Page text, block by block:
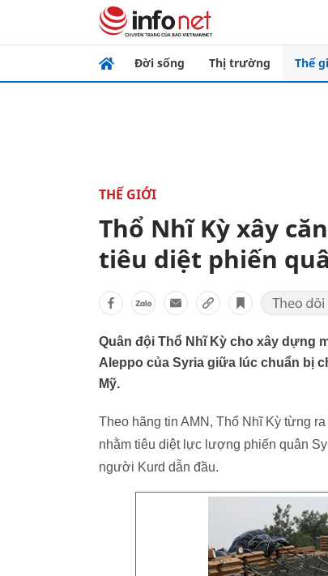
Đời sống Thị trường Thế
THẾ GIỚI
Thổ Nhĩ Kỳ xây
tiêu diệt phiến
Quân đội Thổ Nhĩ Kỳ cho xây dựng
Aleppo của Syria giữa lúc chuẩn bị
Mỹ.
Theo hãng tin AMN, Thổ Nhĩ Kỳ từng
nhằm tiêu diệt lực lượng phiến quân
người Kurd dẫn đầu.